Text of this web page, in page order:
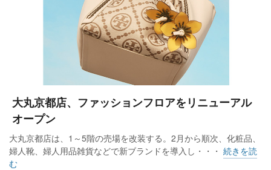
大丸京都店、ファッションフロアをリニューアル
オープン
大丸京都店は、1～5階の売場を改装する。2月から順次、化粧品、
婦人靴、婦人用品雑貨などで新ブランドを導入し・・・ 続きを読
む